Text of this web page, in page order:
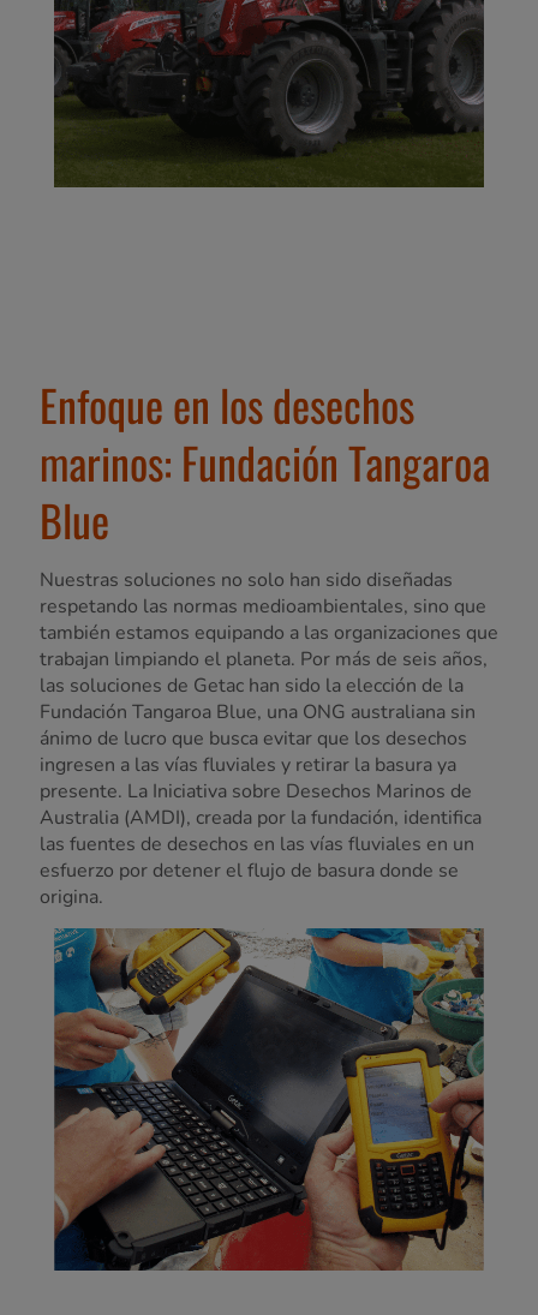
Enfoque en los desechos
marinos: Fundación Tangaroa
Blue
Nuestras soluciones no solo han sido diseñadas
respetando las normas medioambientales, sino que
también estamos equipando a las organizaciones que
trabajan limpiando el planeta. Por más de seis años,
las soluciones de Getac han sido la elección de la
Fundación Tangaroa Blue, una ONG australiana sin
ánimo de lucro que busca evitar que los desechos
ingresen a las vías fluviales y retirar la basura ya
presente. La Iniciativa sobre Desechos Marinos de
Australia (AMDI), creada por la fundación, identifica
las fuentes de desechos en las vías fluviales en un
esfuerzo por detener el flujo de basura donde se
origina.